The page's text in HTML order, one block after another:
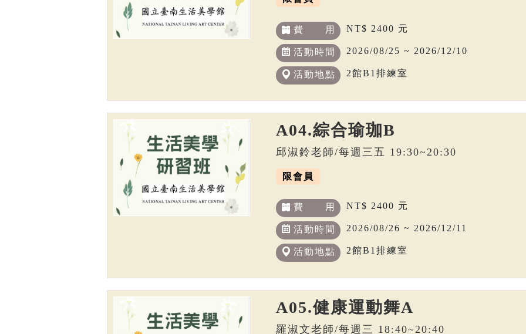
費 用 NT$ 2400 元
活動時間 2026/08/25 ~ 2026/12/10
活動地點 2館B1排練室
A04.綜合瑜珈B
邱淑鈴老師/每週三五 19:30~20:30
限會員
費 用 NT$ 2400 元
活動時間 2026/08/26 ~ 2026/12/11
活動地點 2館B1排練室
A05.健康運動舞A
羅淑文老師/每週三 18:40~20:40